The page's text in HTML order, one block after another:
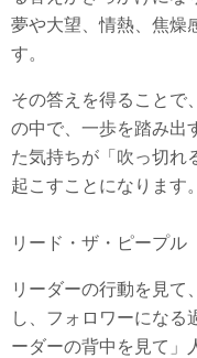
夢や大望、情熱、焦燥
す。
その答えを得ることで
の中で、一歩を踏み出
た気持ちが「吹っ切れ
起こすことになります。
リード・ザ・ピープル
リーダーの行動を見て
し、フォロワーになる
ーダーの背中を見て」